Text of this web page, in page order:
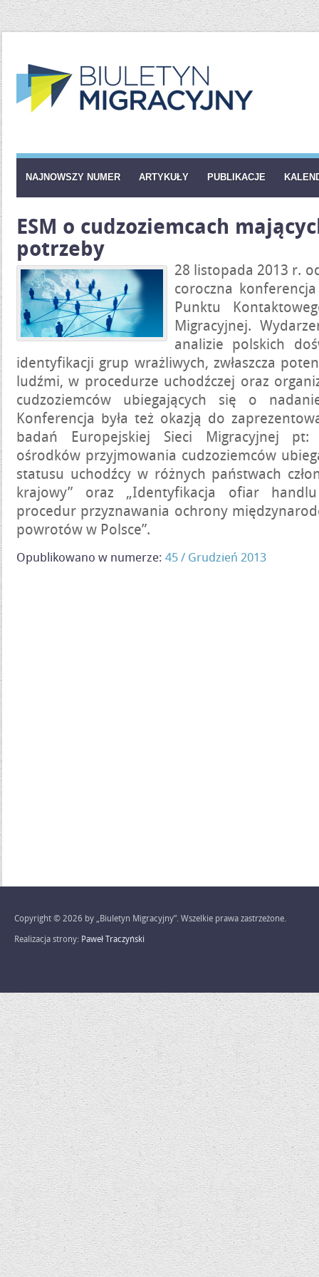
NAJNOWSZY NUMER ARTYKUŁY PUBLIKACJE
ESM o cudzoziemcach
potrzeby
28 listopada 2013 r.
coroczna
Punktu
Migracyjnej.
analizie polskich
identyfikacji grup wrażliwych, zwłaszcza
ludźmi, w procedurze uchodźczej oraz
cudzoziemców ubiegających się o
Konferencja była też okazją do
badań Europejskiej Sieci Migracyjnej pt:
ośrodków przyjmowania cudzoziemców
statusu uchodźcy w różnych państwach
krajowy” oraz „Identyfikacja ofiar
procedur przyznawania ochrony
powrotów w Polsce”.
Opublikowano w numerze: 45 / Grudzień 2013
Copyright © 2026 by „Biuletyn Migracyjny”. Wszelkie prawa zastrzeżone.
Realizacja strony: Paweł Traczyński